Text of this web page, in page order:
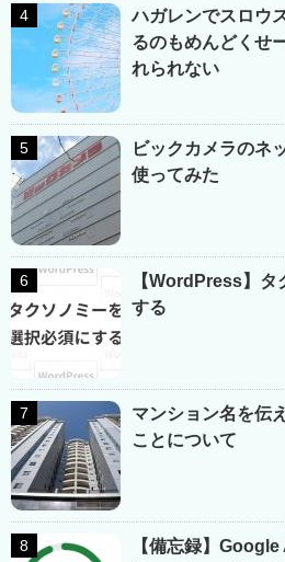
ハガレンでスロウ
るのもめんどくせ
れられない
ビックカメラのネ
使ってみた
【WordPress】タ
する
マンション名を伝
ことについて
【備忘録】